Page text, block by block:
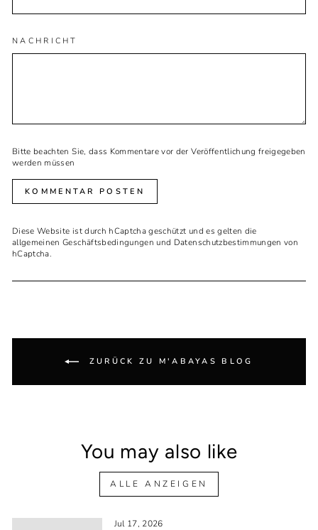
NACHRICHT
Bitte beachten Sie, dass Kommentare vor der Veröffentlichung freigegeben
werden müssen
KOMMENTAR POSTEN
Diese Website ist durch hCaptcha geschützt und es gelten die
allgemeinen Geschäftsbedingungen und Datenschutzbestimmungen von
hCaptcha.
ZURÜCK ZU M'ABAYAS BLOG
You may also like
ALLE ANZEIGEN
Jul 17, 2026